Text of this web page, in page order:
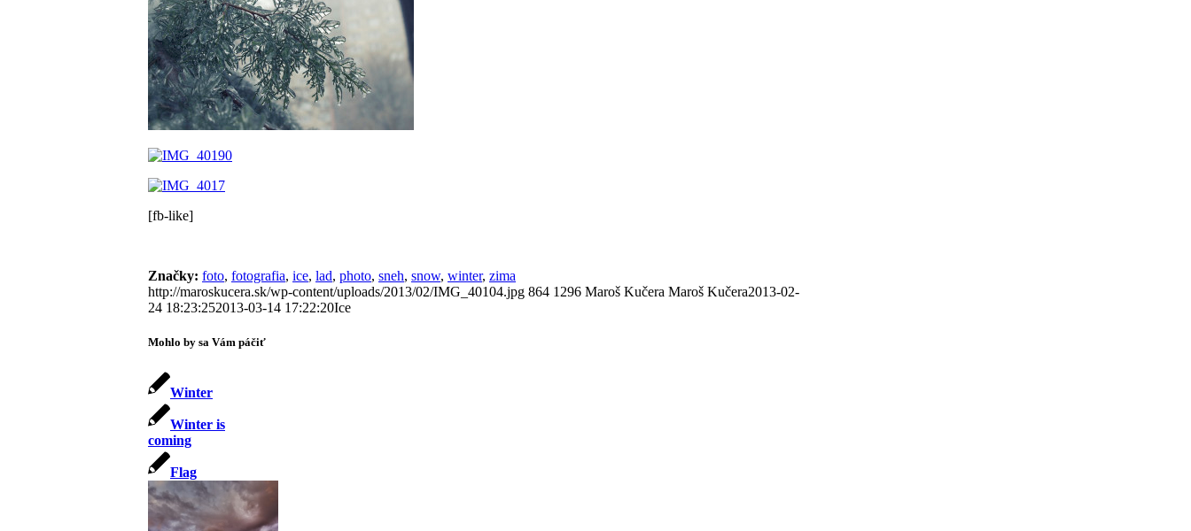
[fb-like]
Značky: foto, fotografia, ice, lad, photo, sneh, snow, winter, zima
http://maroskucera.sk/wp-content/uploads/2013/02/IMG_40104.jpg 864 1296 Maroš Kučera Maroš Kučera2013-02-
24 18:23:252013-03-14 17:22:20Ice
Mohlo by sa Vám páčiť
Winter
Winter is
coming
Flag